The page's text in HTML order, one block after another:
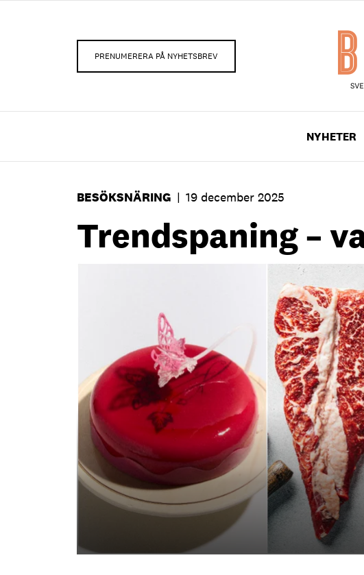
PRENUMERERA PÅ NYHETSBREV
NYHETER
BESÖKSNÄRING | 19 december 2025
Trendspaning –